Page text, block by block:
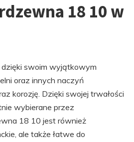
18 10 w
swoim wyjątkowym
oraz innych naczyń
korozję. Dzięki swojej trwałości
wybierane przez
18 10 jest również
ale także łatwe do